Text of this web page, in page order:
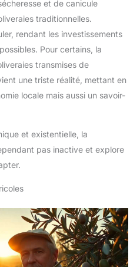
et de canicule
traditionnelles.
rendant les investissements
Pour certains, la
transmises de
une triste réalité, mettant en
locale mais aussi un savoir-
et existentielle, la
pas inactive et explore